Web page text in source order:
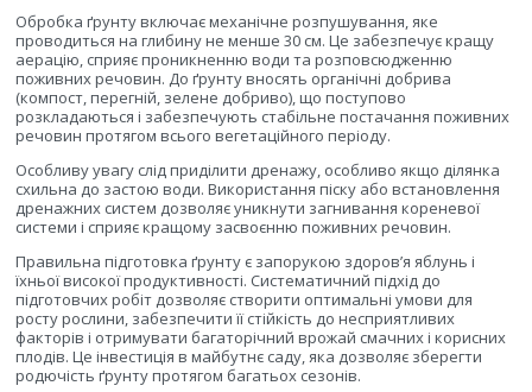
Обробка ґрунту включає механічне розпушування, яке
проводиться на глибину не менше 30 см. Це забезпечує кращу
аерацію, сприяє проникненню води та розповсюдженню
поживних речовин. До ґрунту вносять органічні добрива
(компост, перегній, зелене добриво), що поступово
розкладаються і забезпечують стабільне постачання поживних
речовин протягом всього вегетаційного періоду.
Особливу увагу слід приділити дренажу, особливо якщо ділянка
схильна до застою води. Використання піску або встановлення
дренажних систем дозволяє уникнути загнивання кореневої
системи і сприяє кращому засвоєнню поживних речовин.
Правильна підготовка ґрунту є запорукою здоров’я яблунь і
їхньої високої продуктивності. Систематичний підхід до
підготовчих робіт дозволяє створити оптимальні умови для
росту рослини, забезпечити її стійкість до несприятливих
факторів і отримувати багаторічний врожай смачних і корисних
плодів. Це інвестиція в майбутнє саду, яка дозволяє зберегти
родючість ґрунту протягом багатьох сезонів.